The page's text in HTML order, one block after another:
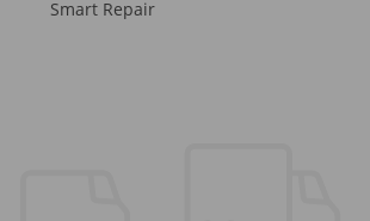
Smart Repair